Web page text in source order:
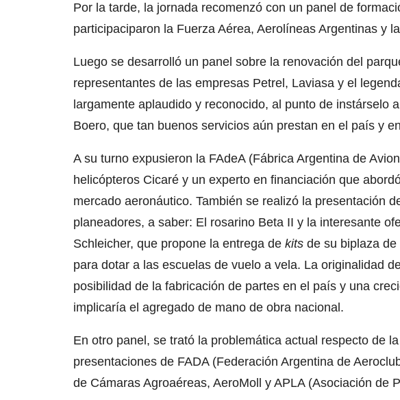
Por la tarde, la jornada recomenzó con un panel de
participaciparon la Fuerza Aérea, Aerolíneas Argentinas y
Luego se desarrolló un panel sobre la renovación del
representantes de las empresas Petrel, Laviasa y el
largamente aplaudido y reconocido, al punto de instárselo
Boero, que tan buenos servicios aún prestan en el país y
A su turno expusieron la FAdeA (Fábrica Argentina de
helicópteros Cicaré y un experto en financiación que
mercado aeronáutico. También se realizó la presentación
planeadores, a saber: El rosarino Beta II y la interesante
Schleicher, que propone la entrega de kits de su biplaza
para dotar a las escuelas de vuelo a vela. La originalidad
posibilidad de la fabricación de partes en el país y una
implicaría el agregado de mano de obra nacional.
En otro panel, se trató la problemática actual respecto de
presentaciones de FADA (Federación Argentina de
de Cámaras Agroaéreas, AeroMoll y APLA (Asociación de